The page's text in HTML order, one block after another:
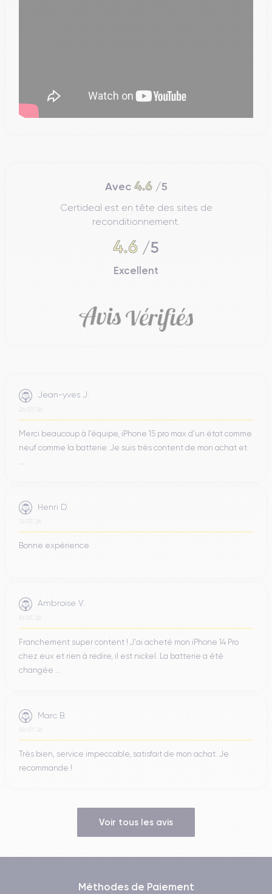
Avec 4.6/5
Certideal est en tête des sites de
reconditionnement.
4.6 /5
Excellent
Jean-yves J.
26/07/26
Merci beaucoup à l’équipe, iPhone 15 pro max d’un état comme
neuf comme la batterie. Je suis très content de mon achat et
Henri D.
12/07/26
Bonne expérience
Ambroise V.
10/07/26
Franchement super content ! J'ai acheté mon iPhone 14 Pro
chez eux et rien à redire, il est nickel. La batterie a été
changée ...
Marc B.
09/07/26
Très bien, service impeccable, satisfait de mon achat. Je
recommande !
Voir tous les avis
Méthodes de Paiement